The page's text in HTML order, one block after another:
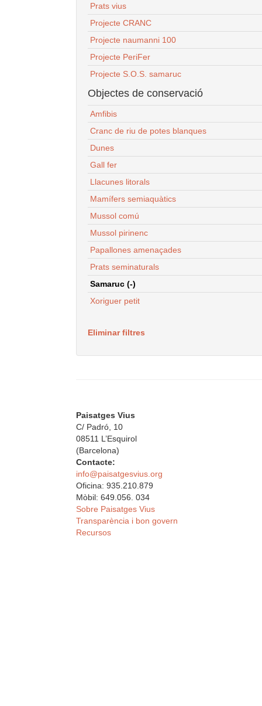
Prats vius
Projecte CRANC
Projecte naumanni 100
Projecte PeriFer
Projecte S.O.S. samaruc
Objectes de conservació
Amfibis
Cranc de riu de potes blanques
Dunes
Gall fer
Llacunes litorals
Mamífers semiaquàtics
Mussol comú
Mussol pirinenc
Papallones amenaçades
Prats seminaturals
Samaruc (-)
Xoriguer petit
Eliminar filtres
Paisatges Vius
C/ Padró, 10
08511 L’Esquirol
(Barcelona)
Contacte:
info@paisatgesvius.org
Oficina: 935.210.879
Mòbil: 649.056. 034
Sobre Paisatges Vius
Transparència i bon govern
Recursos